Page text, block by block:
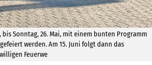
bis Sonntag, 26. Mai, mit einem bunten Programm
werden. Am 15. Juni folgt dann das
Feuerwe